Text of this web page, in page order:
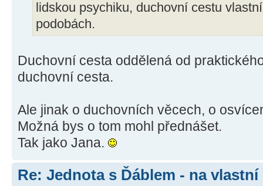
lidskou psychiku, duchovní cestu
podobách.
Duchovní cesta oddělená od
duchovní cesta.
Ale jinak o duchovních věcech, o
Možná bys o tom mohl přednášet.
Tak jako Jana.
Re: Jednota s Ďáblem - na